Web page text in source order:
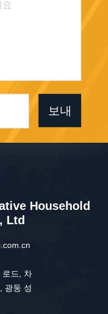
보내
Household
Ltd
로드, 차
광둥 성